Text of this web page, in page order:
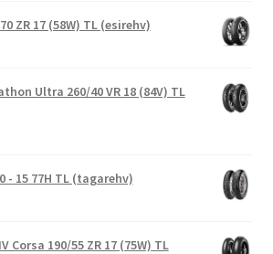
ZR 17 (58W) TL (esirehv)
Ultra 260/40 VR 18 (84V) TL
- 15 77H TL (tagarehv)
Corsa 190/55 ZR 17 (75W) TL